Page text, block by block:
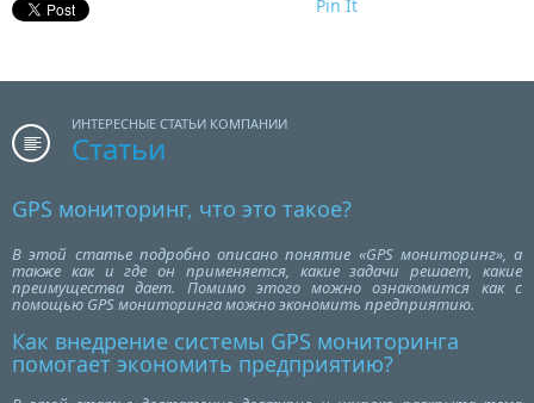
Pin It
ИНТЕРЕСНЫЕ СТАТЬИ КОМПАНИИ
Статьи
GPS мониторинг, что это такое?
В этой статье подробно описано понятие «GPS мониторинг», а
также как и где он применяется, какие задачи решает, какие
преимущества дает. Помимо этого можно ознакомится как с
помощью GPS мониторинга можно экономить предприятию.
Как внедрение системы GPS мониторинга
помогает экономить предприятию?